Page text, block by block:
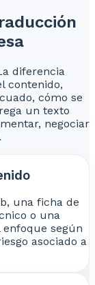
diferencia
contenido,
cómo se
un texto
negociar
una ficha de
o una
según
asociado a